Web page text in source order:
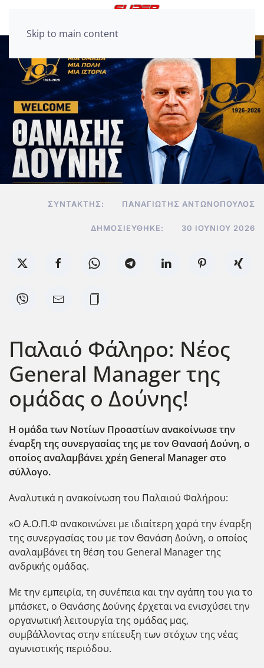
Skip to main content
ΣΥΝΤΆΚΤΗΣ: ΠΑΝΑΓΙΏΤΗΣ ΑΝΤΩΝΌΠΟΥΛΟΣ
ΔΗΜΟΣΙΕΎΘΗΚΕ: 30 ΙΟΥΝΊΟΥ 2026
Παλαιό Φάληρο: Νέος
General Manager της
ομάδας ο Δούνης!
Η ομάδα των Νοτίων Προαστίων ανακοίνωσε την
έναρξη της συνεργασίας της με τον Θανασή Δούνη, ο
οποίος αναλαμβάνει χρέη General Manager στο
σύλλογο.
Αναλυτικά η ανακοίνωση του Παλαιού Φαλήρου:
«Ο Α.Ο.Π.Φ ανακοινώνει με ιδιαίτερη χαρά την έναρξη
της συνεργασίας του με τον Θανάση Δούνη, ο οποίος
αναλαμβάνει τη θέση του General Manager της
ανδρικής ομάδας.
Με την εμπειρία, τη συνέπεια και την αγάπη του για το
μπάσκετ, ο Θανάσης Δούνης έρχεται να ενισχύσει την
οργανωτική λειτουργία της ομάδας μας,
συμβάλλοντας στην επίτευξη των στόχων της νέας
αγωνιστικής περιόδου.